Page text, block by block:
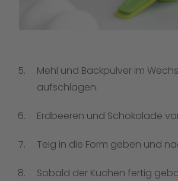
Mehl und Backpulver im
aufschlagen.
Erdbeeren und Schokolade
Teig in die Form geben und
Sobald der Kuchen fertig